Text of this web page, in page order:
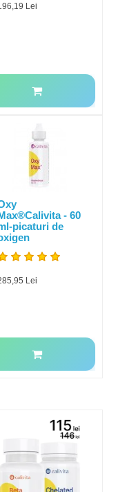
Lei
- 60
picaturi de
Lei